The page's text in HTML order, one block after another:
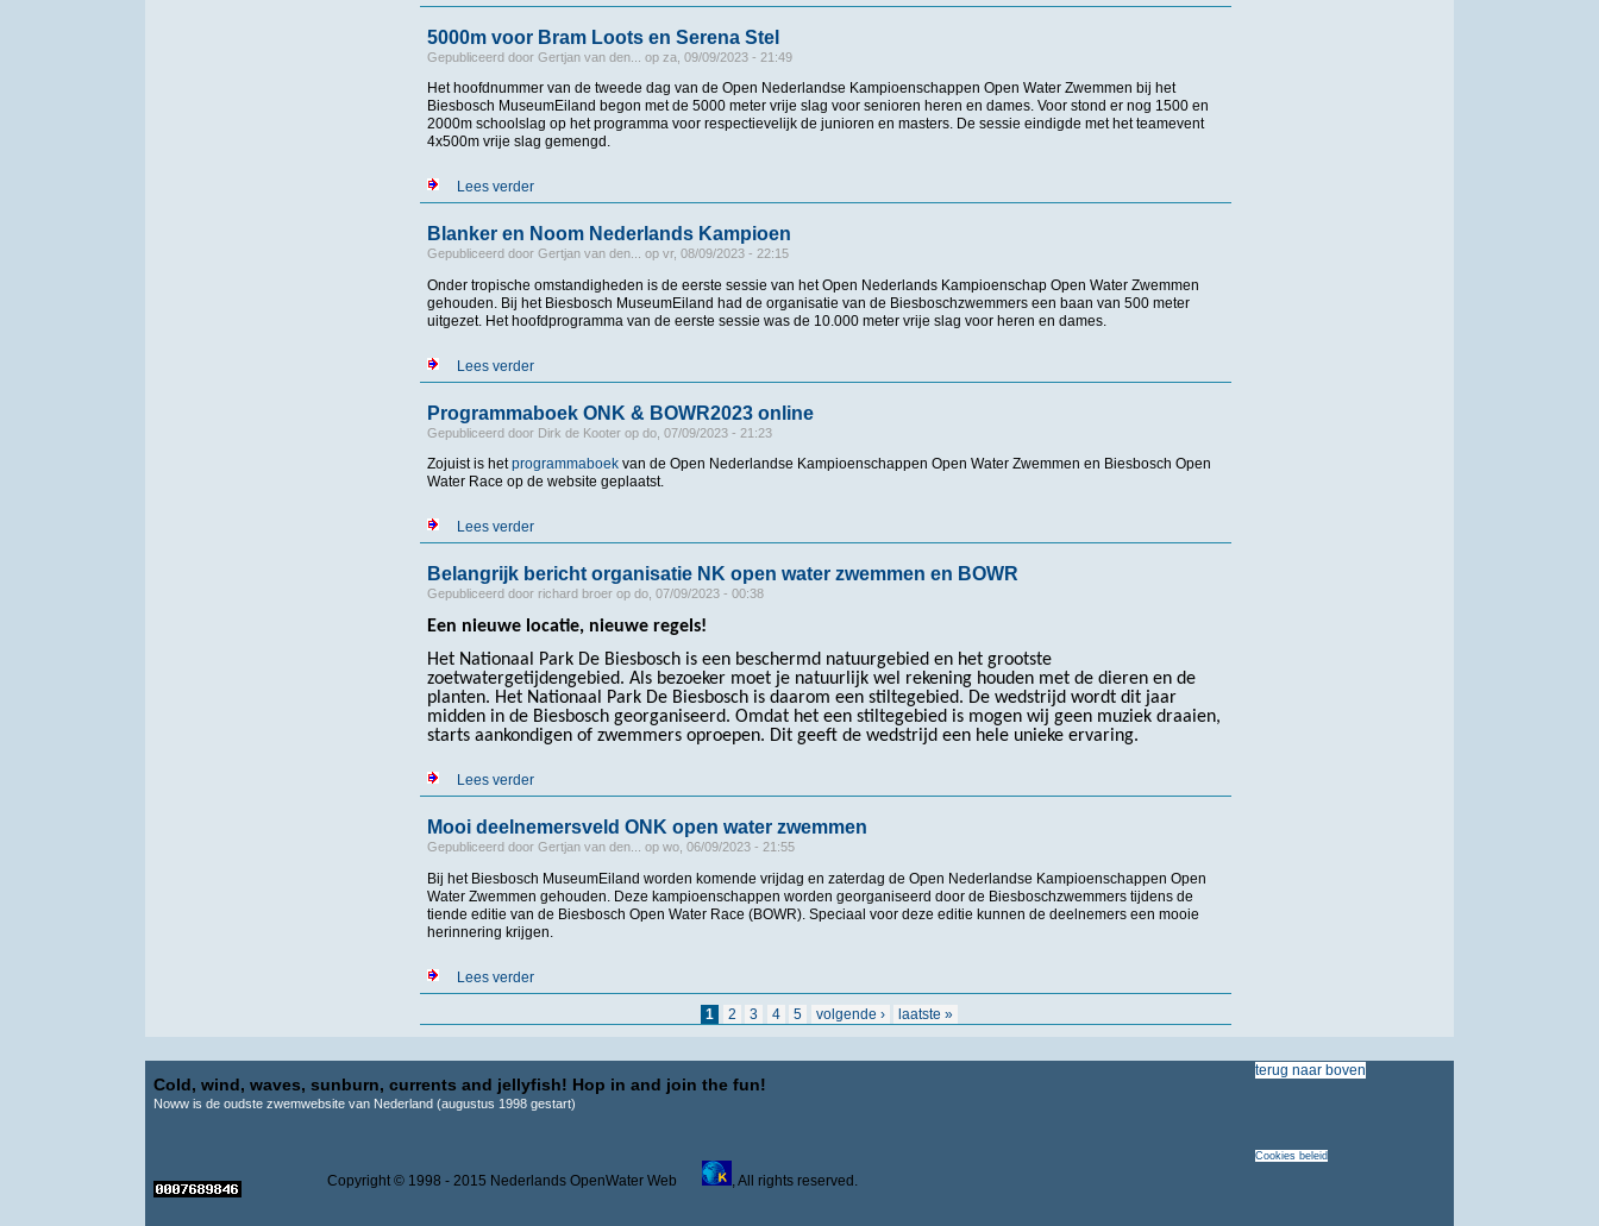
5000m voor Bram Loots en Serena Stel
Gepubliceerd door Gertjan van den... op za, 09/09/2023 - 21:49
Het hoofdnummer van de tweede dag van de Open Nederlandse Kampioenschappen Open Water Zwemmen bij het
Biesbosch MuseumEiland begon met de 5000 meter vrije slag voor senioren heren en dames. Voor stond er nog 1500 en
2000m schoolslag op het programma voor respectievelijk de junioren en masters. De sessie eindigde met het teamevent
4x500m vrije slag gemengd.
Lees verderover 5000m voor Bram Loots en Serena Stel
Blanker en Noom Nederlands Kampioen
Gepubliceerd door Gertjan van den... op vr, 08/09/2023 - 22:15
Onder tropische omstandigheden is de eerste sessie van het Open Nederlands Kampioenschap Open Water Zwemmen
gehouden. Bij het Biesbosch MuseumEiland had de organisatie van de Biesboschzwemmers een baan van 500 meter
uitgezet. Het hoofdprogramma van de eerste sessie was de 10.000 meter vrije slag voor heren en dames.
Lees verderover Blanker en Noom Nederlands Kampioen
Programmaboek ONK & BOWR2023 online
Gepubliceerd door Dirk de Kooterop do, 07/09/2023 - 21:23
Zojuist is hetprogrammaboekvan de Open Nederlandse Kampioenschappen Open Water Zwemmen en Biesbosch Open
Water Race op de website geplaatst.
Lees verderover Programmaboek ONK & BOWR2023 online
Belangrijk bericht organisatie NK open water zwemmen en BOWR
Gepubliceerd door richard broerop do, 07/09/2023 - 00:38
Een nieuwe locatie, nieuwe regels!
Het Nationaal Park De Biesbosch is een beschermd natuurgebied en het grootste
zoetwatergetijdengebied. Als bezoeker moet je natuurlijk wel rekening houden met de dieren en de
planten. Het Nationaal Park De Biesbosch is daarom een stiltegebied. De wedstrijd wordt dit jaar
midden in de Biesbosch georganiseerd. Omdat het een stiltegebied is mogen wij geen muziek draaien,
starts aankondigen of zwemmers oproepen. Dit geeft de wedstrijd een hele unieke ervaring.
Lees verderover Belangrijk bericht organisatie NK open water zwemmen en BOWR
Mooi deelnemersveld ONK open water zwemmen
Gepubliceerd door Gertjan van den... op wo, 06/09/2023 - 21:55
Bij het Biesbosch MuseumEiland worden komende vrijdag en zaterdag de Open Nederlandse Kampioenschappen Open
Water Zwemmen gehouden. Deze kampioenschappen worden georganiseerd door de Biesboschzwemmers tijdens de
tiende editie van de Biesbosch Open Water Race (BOWR). Speciaal voor deze editie kunnen de deelnemers een mooie
herinnering krijgen.
Lees verderover Mooi deelnemersveld ONK open water zwemmen
1 2 3 4 5 volgende › laatste »
Cold, wind, waves, sunburn, currents and jellyfish! Hop in and join the fun!
Noww is de oudste zwemwebsite van Nederland (augustus 1998 gestart)
terug naar boven
Copyright © 1998 - 2015 Nederlands OpenWater Web , All rights reserved.
Cookies beleid